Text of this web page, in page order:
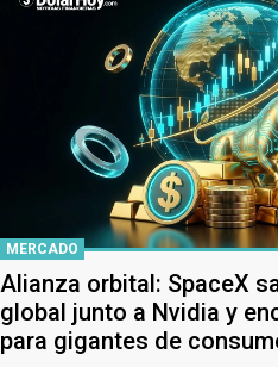
MERCADO
Alianza orbital: SpaceX
global junto a Nvidia y
para gigantes de